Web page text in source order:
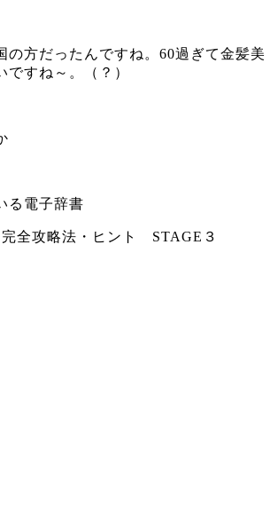
の方だったんですね。60過ぎて金髪美
すね～。（？）
る電子辞書
全攻略法・ヒント STAGE３